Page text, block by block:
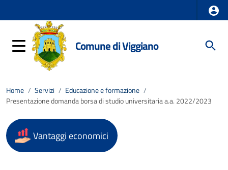
Comune di Viggiano
Home / Servizi / Educazione e formazione /
Presentazione domanda borsa di studio universitaria a.a. 2022/2023
Vantaggi economici